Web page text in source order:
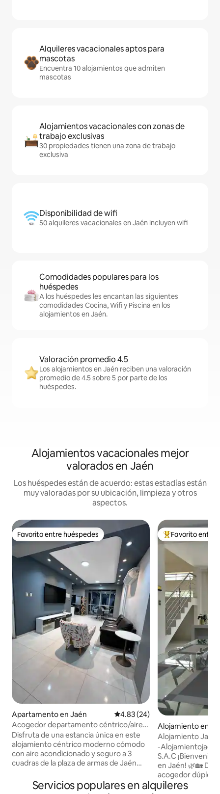
Alquileres vacacionales aptos para
mascotas
Encuentra 10 alojamientos que admiten
mascotas
Alojamientos vacacionales con zonas de
trabajo exclusivas
30 propiedades tienen una zona de trabajo
exclusiva
Disponibilidad de wifi
50 alquileres vacacionales en Jaén incluyen wifi
Comodidades populares para los
huéspedes
A los huéspedes les encantan las siguientes
comodidades Cocina, Wifi y Piscina en los
alojamientos en Jaén.
Valoración promedio 4.5
Los alojamientos en Jaén reciben una valoración
promedio de 4.5 sobre 5 por parte de los
huéspedes.
Alojamientos vacacionales mejor
valorados en Jaén
Los huéspedes están de acuerdo: estas estadías están
muy valoradas por su ubicación, limpieza y otros
aspectos.
Favorito entre huéspedes
Favorito entre huéspedes
Apartamento en Jaén Calificación promedio: 4.83 de
4.83 (24)
Acogedor departamento céntrico/aire
acondicionado
Disfruta de una estancia única en este
alojamiento céntrico moderno cómodo
con aire acondicionado y seguro a 3
cuadras de la plaza de armas de Jaén
Market s estratégico e ideal por trabajo o
vacaciones en familia tendrás wifi y lo
Favorito entre
Favorito entre
Alojamiento en
Alojamiento
y cochera
-Alojamientojaén
S.A.C
en Jaén! 🌿🏡
acogedor dúplex
en el primer y
Servicios populares en alquileres